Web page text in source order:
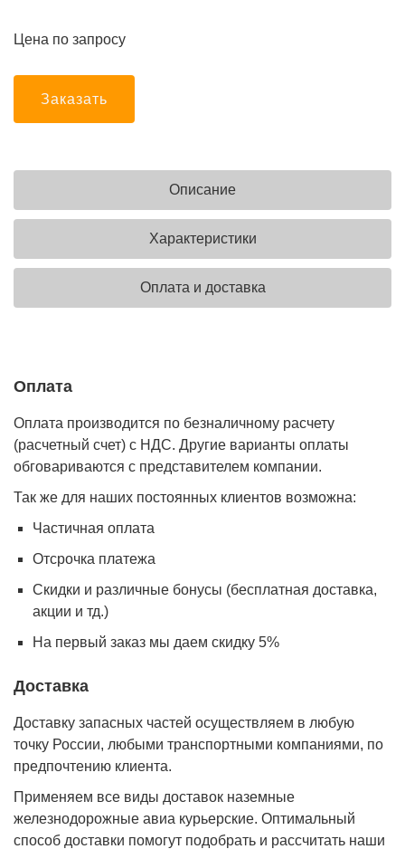
Цена по запросу
Заказать
Описание
Характеристики
Оплата и доставка
Оплата
Оплата производится по безналичному расчету
(расчетный счет) с НДС. Другие варианты оплаты
обговариваются с представителем компании.
Так же для наших постоянных клиентов возможна:
Частичная оплата
Отсрочка платежа
Cкидки и различные бонусы (бесплатная доставка,
акции и тд.)
На первый заказ мы даем скидку 5%
Доставка
Доставку запасных частей осуществляем в любую
точку России, любыми транспортными компаниями, по
предпочтению клиента.
Применяем все виды доставок наземные
железнодорожные авиа курьерские. Оптимальный
способ доставки помогут подобрать и рассчитать наши